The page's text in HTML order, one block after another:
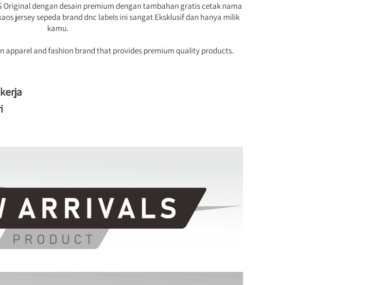
Original dengan desain premium dengan tambahan gratis cetak nama
jersey sepeda brand dnc labels ini sangat Eksklusif dan hanya milik
kamu.
apparel and fashion brand that provides premium quality products.